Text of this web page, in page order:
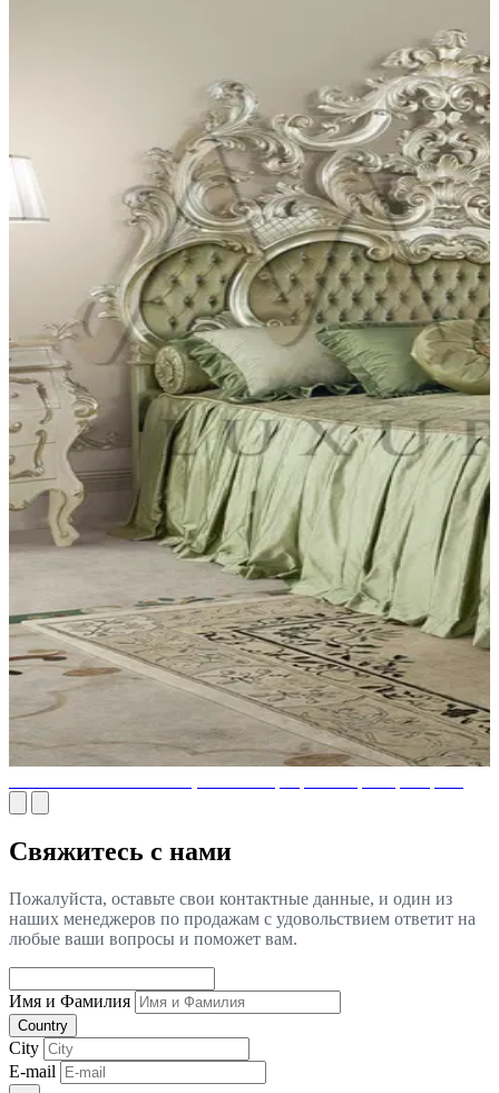
Свяжитесь с нами
Пожалуйста, оставьте свои контактные данные, и один из
наших менеджеров по продажам с удовольствием ответит на
любые ваши вопросы и поможет вам.
Имя и Фамилия
Country
City
E-mail